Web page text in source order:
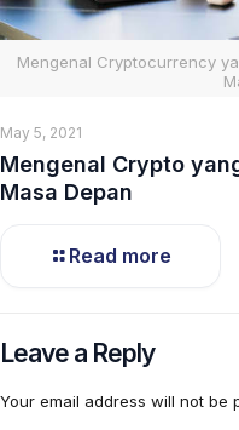
Mengenal Cryptocurrency
May 5, 2021
Mengenal Crypto
Masa Depan
Read more
Leave a Reply
Your email address will not be